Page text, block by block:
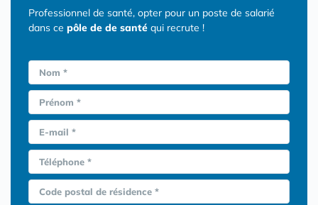
Professionnel de santé, opter pour un poste de salarié
dans ce pôle de de santé qui recrute !
Nom *
Prénom *
E-mail *
Téléphone *
Code postal de résidence *